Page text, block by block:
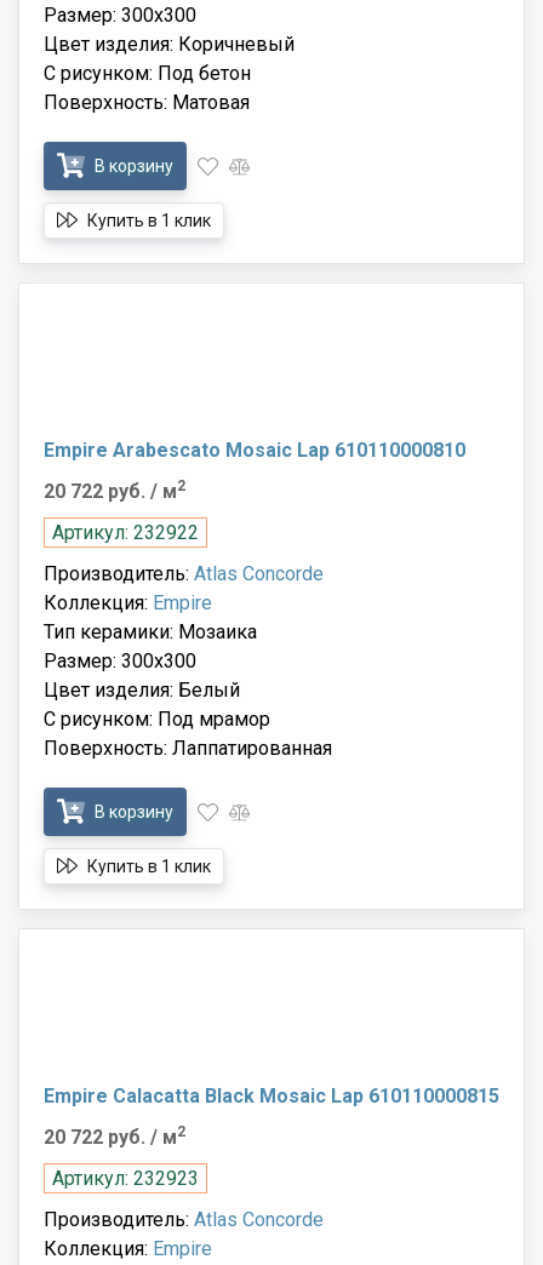
Размер: 300x300
Цвет изделия: Коричневый
С рисунком: Под бетон
Поверхность: Матовая
В корзину
Купить в 1 клик
Empire Arabescato Mosaic Lap 610110000810
20 722 руб. / м2
Артикул: 232922
Производитель: Atlas Concorde
Коллекция: Empire
Тип керамики: Мозаика
Размер: 300x300
Цвет изделия: Белый
С рисунком: Под мрамор
Поверхность: Лаппатированная
В корзину
Купить в 1 клик
Empire Calacatta Black Mosaic Lap 610110000815
20 722 руб. / м2
Артикул: 232923
Производитель: Atlas Concorde
Коллекция: Empire